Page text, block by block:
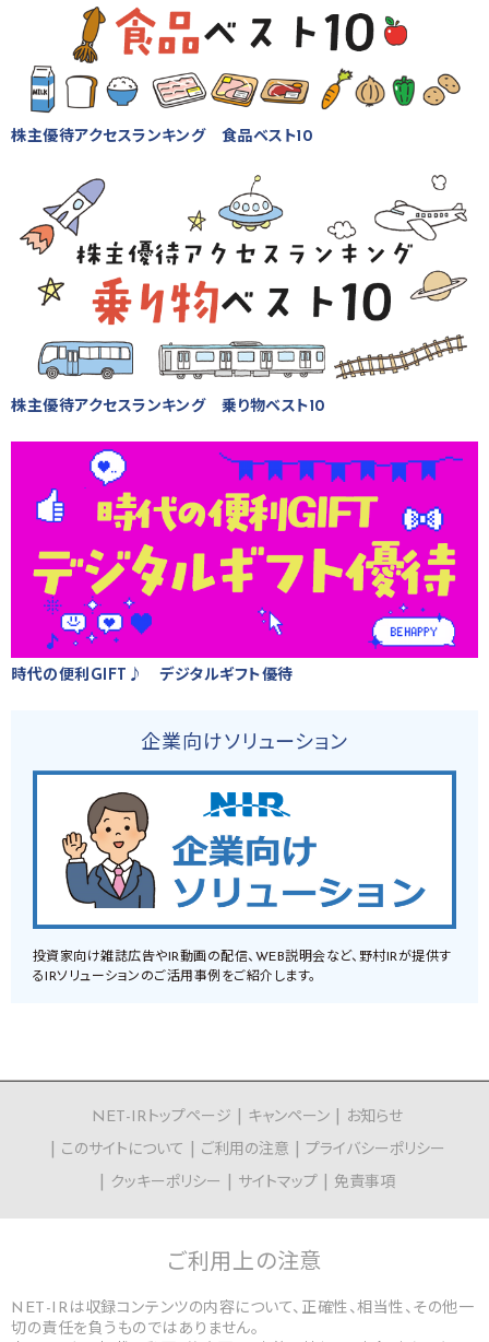
株主優待アクセスランキング 食品ベスト10
株主優待アクセスランキング 乗り物ベスト10
時代の便利GIFT♪ デジタルギフト優待
企業向けソリューション
投資家向け雑誌広告やIR動画の配信、WEB説明会など、野村IRが提供す
るIRソリューションのご活用事例をご紹介します。
NET-IRトップページ キャンペーン
お知らせ
このサイトについて
ご利用の注意
プライバシーポリシー
クッキーポリシー
サイトマップ 免責事項
ご利用上の注意
NET-IRは収録コンテンツの内容について、正確性、相当性、その他一
切の責任を負うものではありません。